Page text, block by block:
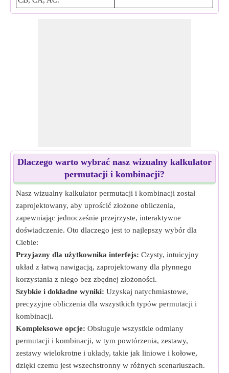
Dlaczego warto wybrać nasz wizualny kalkulator
permutacji i kombinacji?
Nasz wizualny kalkulator permutacji i kombinacji został
zaprojektowany, aby uprościć złożone obliczenia,
zapewniając jednocześnie przejrzyste, interaktywne
doświadczenie. Oto dlaczego jest to najlepszy wybór dla
Ciebie:
Przyjazny dla użytkownika interfejs: Czysty, intuicyjny
układ z łatwą nawigacją, zaprojektowany dla płynnego
korzystania z niego bez zbędnej złożoności.
Szybkie i dokładne wyniki: Uzyskaj natychmiastowe,
precyzyjne obliczenia dla wszystkich typów permutacji i
kombinacji.
Kompleksowe opcje: Obsługuje wszystkie odmiany
permutacji i kombinacji, w tym powtórzenia, zestawy,
zestawy wielokrotne i układy, takie jak liniowe i kołowe,
dzięki czemu jest wszechstronny w różnych scenariuszach.